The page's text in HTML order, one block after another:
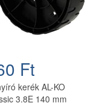
Ft
kerék AL-KO
3.8E 140 mm